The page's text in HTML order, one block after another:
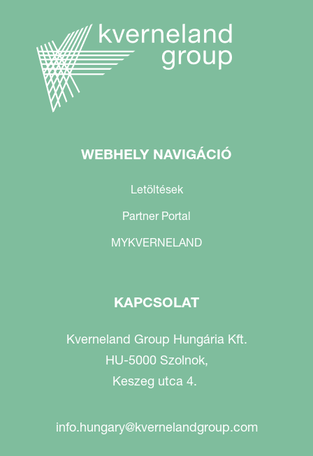
WEBHELY NAVIGÁCIÓ
Letöltések
Partner Portal
MYKVERNELAND
KAPCSOLAT
Kverneland Group Hungária Kft.
HU-5000 Szolnok,
Keszeg utca 4.
info.hungary@kvernelandgroup.com